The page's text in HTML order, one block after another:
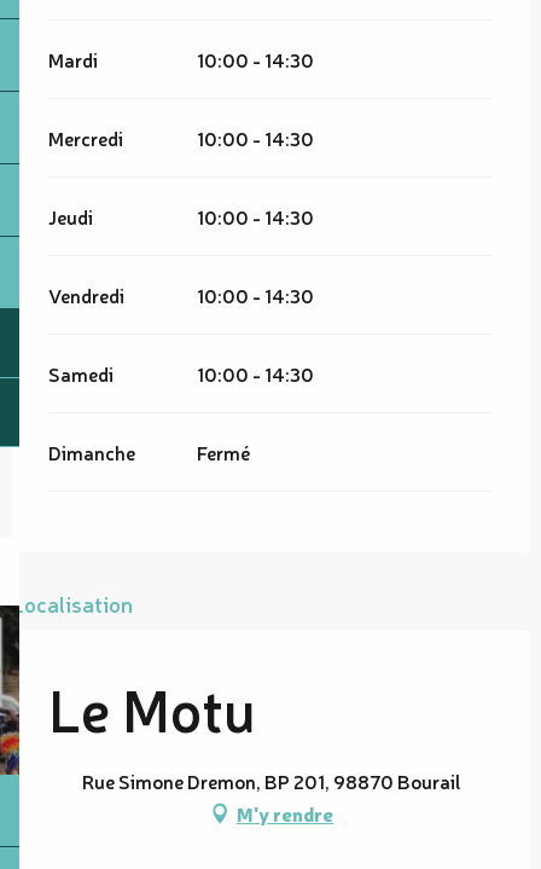
Mardi 10:00 - 14:30
Mercredi 10:00 - 14:30
Jeudi 10:00 - 14:30
Vendredi 10:00 - 14:30
Samedi 10:00 - 14:30
Dimanche Fermé
Localisation
Le Motu
Rue Simone Dremon, BP 201, 98870 Bourail
M'y rendre